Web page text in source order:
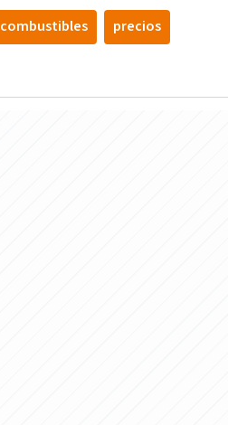
combustibles precios